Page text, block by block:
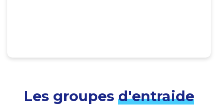
Les groupes d'entraide